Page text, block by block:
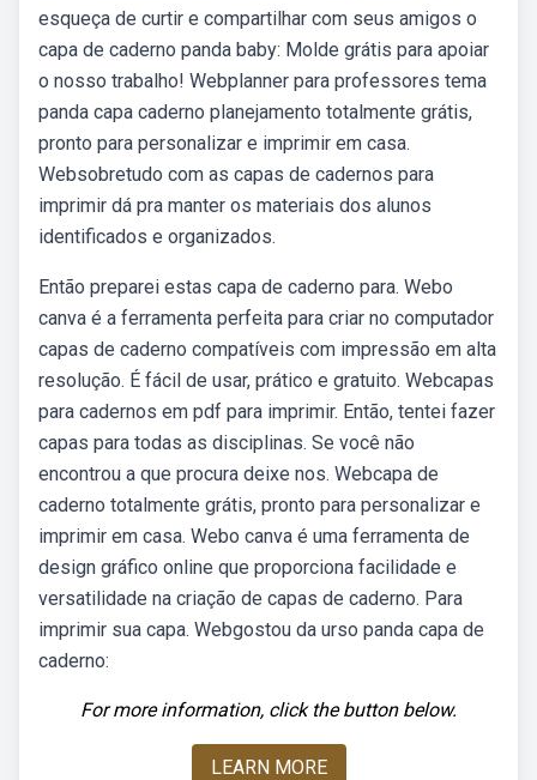
esqueça de curtir e compartilhar com seus amigos o
capa de caderno panda baby: Molde grátis para apoiar
o nosso trabalho! Webplanner para professores tema
panda capa caderno planejamento totalmente grátis,
pronto para personalizar e imprimir em casa.
Websobretudo com as capas de cadernos para
imprimir dá pra manter os materiais dos alunos
identificados e organizados.
Então preparei estas capa de caderno para. Webo
canva é a ferramenta perfeita para criar no computador
capas de caderno compatíveis com impressão em alta
resolução. É fácil de usar, prático e gratuito. Webcapas
para cadernos em pdf para imprimir. Então, tentei fazer
capas para todas as disciplinas. Se você não
encontrou a que procura deixe nos. Webcapa de
caderno totalmente grátis, pronto para personalizar e
imprimir em casa. Webo canva é uma ferramenta de
design gráfico online que proporciona facilidade e
versatilidade na criação de capas de caderno. Para
imprimir sua capa. Webgostou da urso panda capa de
caderno:
For more information, click the button below.
LEARN MORE